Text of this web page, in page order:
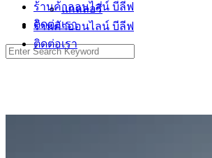
แกลลอรี่
ร้านค้าออนไลน์ บีลีฟ
ติดต่อเรา
ร้านค้าออนไลน์ บีลีฟ
ติดต่อเรา
Search
for: